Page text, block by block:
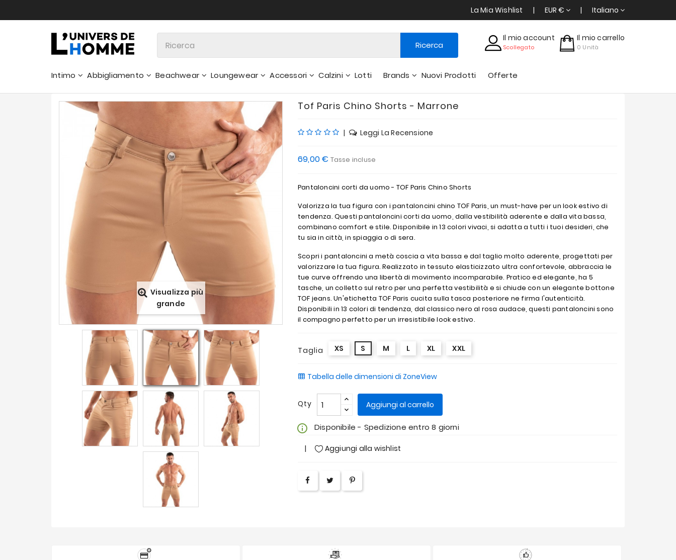
La Mia Wishlist EUR € Italiano
Ricerca
Il mio account
Scollegato
Il mio carrello
0 Unità
Intimo Abbigliamento Beachwear Loungewear Accessori Calzini Lotti Brands Nuovi Prodotti Offerte
Visualizza più
grande
Tof Paris Chino Shorts - Marrone
| Leggi La Recensione
69,00 € Tasse incluse
Pantaloncini corti da uomo - TOF Paris Chino Shorts
Valorizza la tua figura con i pantaloncini chino TOF Paris, un must-have per un look estivo di
tendenza. Questi pantaloncini corti da uomo, dalla vestibilità aderente e dalla vita bassa,
combinano comfort e stile. Disponibile in 13 colori vivaci, si adatta a tutti i tuoi desideri, che
tu sia in città, in spiaggia o di sera.
Scopri i pantaloncini a metà coscia a vita bassa e dal taglio molto aderente, progettati per
valorizzare la tua figura. Realizzato in tessuto elasticizzato ultra confortevole, abbraccia le
tue curve offrendo una libertà di movimento incomparabile. Pratico ed elegante, ha 5
tasche, un colletto sul retro per una perfetta vestibilità e si chiude con un elegante bottone
TOF jeans. Un'etichetta TOF Paris cucita sulla tasca posteriore ne firma l'autenticità.
Disponibili in 13 colori di tendenza, dal classico nero al rosa audace, questi pantaloncini sono
il compagno perfetto per un irresistibile look estivo.
Taglia XS S M L XL XXL
Tabella delle dimensioni di ZoneView
Qty Aggiungi al carrello
info_outline Disponibile - Spedizione entro 8 giorni
Aggiungi alla wishlist